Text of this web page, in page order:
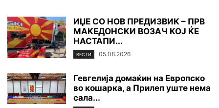
ИЏЕ СО НОВ ПРЕДИЗВИК – ПРВ
МАКЕДОНСКИ ВОЗАЧ КОЈ ЌЕ
НАСТАПИ...
ВЕСТИ 05.08.2026
Гевгелија домаќин на Европско
во кошарка, а Прилеп уште нема
сала...